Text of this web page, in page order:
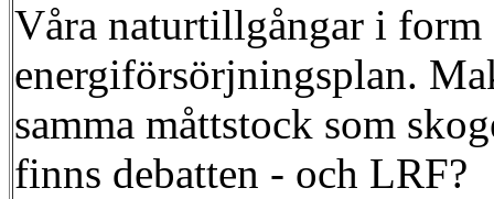
Våra naturtillgångar i form
energiförsörjningsplan.
samma måttstock som
finns debatten - och LRF?